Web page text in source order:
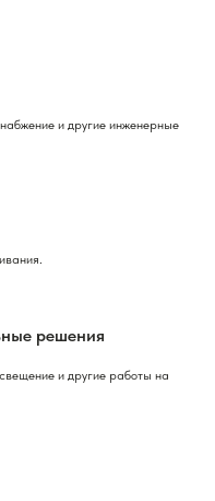
и другие инженерные
решения
и другие работы на